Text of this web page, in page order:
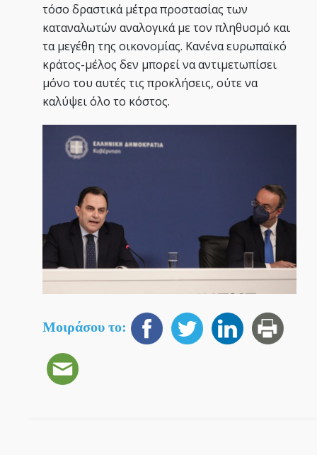
τόσο δραστικά μέτρα προστασίας των
καταναλωτών αναλογικά με τον πληθυσμό και
τα μεγέθη της οικονομίας. Κανένα ευρωπαϊκό
κράτος-μέλος δεν μπορεί να αντιμετωπίσει
μόνο του αυτές τις προκλήσεις, ούτε να
καλύψει όλο το κόστος.
Μοιράσου το: